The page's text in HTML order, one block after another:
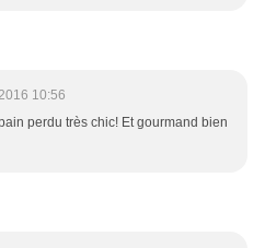
10:56
perdu très chic! Et gourmand bien